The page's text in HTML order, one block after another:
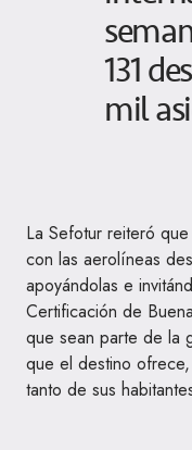
131
mil
La Sefotur reiteró
con las aerolíneas
apoyándolas e
Certificación de
que sean parte de la
que el destino
tanto de sus